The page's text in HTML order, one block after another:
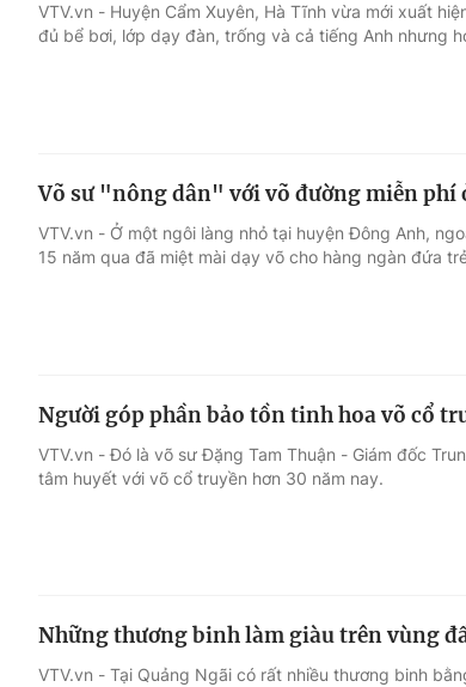
VTV.vn - Huyện Cẩm Xuyên, Hà Tĩnh vừa mới xuất
đủ bể bơi, lớp dạy đàn, trống và cả tiếng Anh nhưng
Võ sư "nông dân" với võ đường miễn phí
VTV.vn - Ở một ngôi làng nhỏ tại huyện Đông Anh,
15 năm qua đã miệt mài dạy võ cho hàng ngàn đứa
Người góp phần bảo tồn tinh hoa võ cổ
VTV.vn - Đó là võ sư Đặng Tam Thuận - Giám đốc
tâm huyết với võ cổ truyền hơn 30 năm nay.
Những thương binh làm giàu trên vùng
VTV.vn - Tại Quảng Ngãi có rất nhiều thương binh